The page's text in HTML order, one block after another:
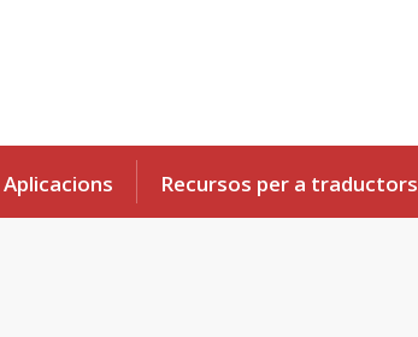
Aplicacions Recursos per a traductors